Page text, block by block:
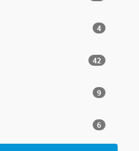
4
42
9
6